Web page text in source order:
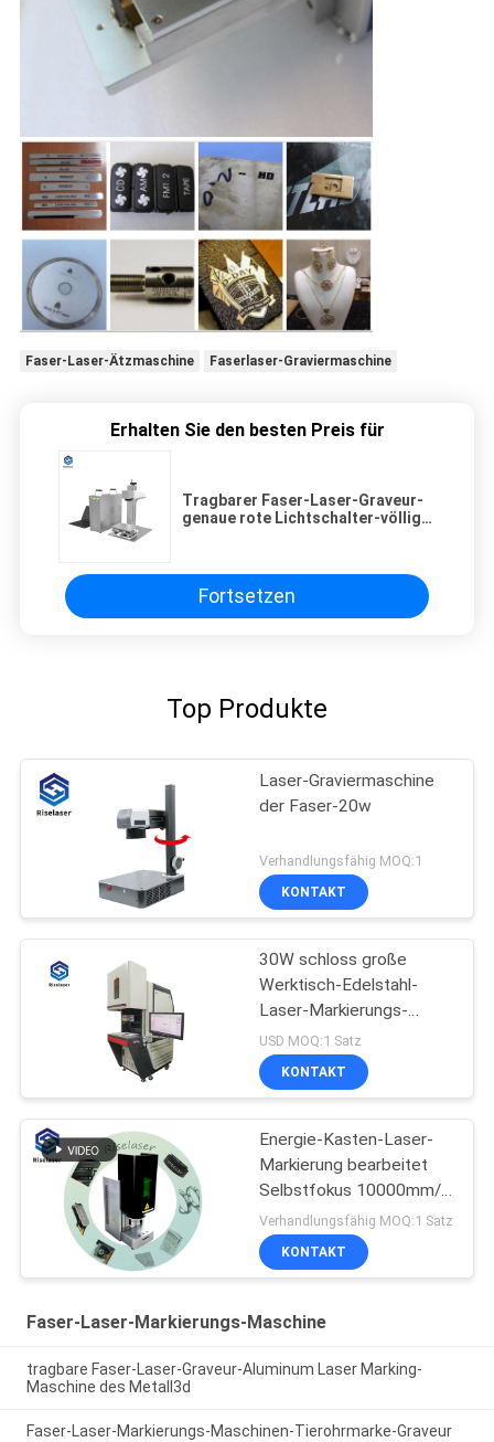
Faser-Laser-Ätzmaschine Faserlaser-Graviermaschine
Erhalten Sie den besten Preis für
Tragbarer Faser-Laser-Graveur-
genaue rote Lichtschalter-völlig
Fortsetzen
Top Produkte
Laser-Graviermaschine
der Faser-20w
Verhandlungsfähig MOQ:1
KONTAKT
30W schloss große
Werktisch-Edelstahl-
Laser-Markierungs-
Maschine für Metalle ein
USD MOQ:1 Satz
KONTAKT
Energie-Kasten-Laser-
Markierung bearbeitet
Selbstfokus 10000mm/S
für Schmuck-Ring
maschinell
Verhandlungsfähig MOQ:1 Satz
KONTAKT
Faser-Laser-Markierungs-Maschine
tragbare Faser-Laser-Graveur-Aluminum Laser Marking-
Maschine des Metall3d
Faser-Laser-Markierungs-Maschinen-Tierohrmarke-Graveur